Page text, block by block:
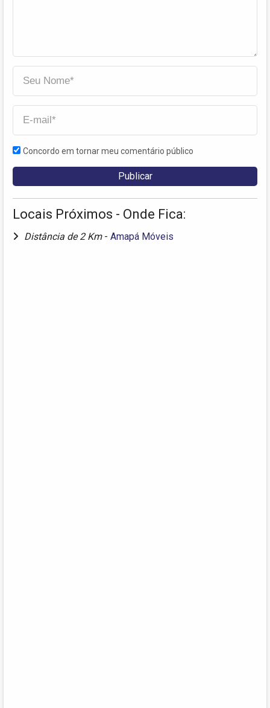
Concordo em tornar meu comentário público
Locais Próximos - Onde Fica:
Distância de 2 Km - Amapá Móveis